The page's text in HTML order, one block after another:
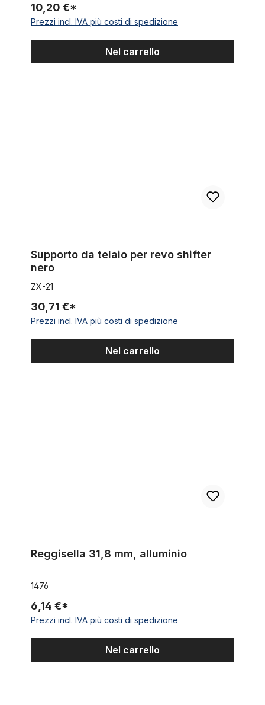
10,20 €*
Prezzi incl. IVA più costi di spedizione
Nel carrello
Supporto da telaio per revo shifter
nero
ZX-21
30,71 €*
Prezzi incl. IVA più costi di spedizione
Nel carrello
Reggisella 31,8 mm, alluminio
1476
6,14 €*
Prezzi incl. IVA più costi di spedizione
Nel carrello